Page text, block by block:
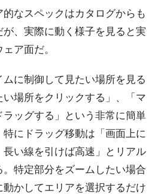
なスペックはカタログからも
、実際に動く様子を見ると実
ア面だ。
に制御して見たい場所を見る
場所をクリックする」、「マ
ッグする」という非常に簡単
にドラッグ移動は「画面上に
い線を引けば高速」とリアル
特定部分をズームしたい場合
かしてエリアを選択するだけ